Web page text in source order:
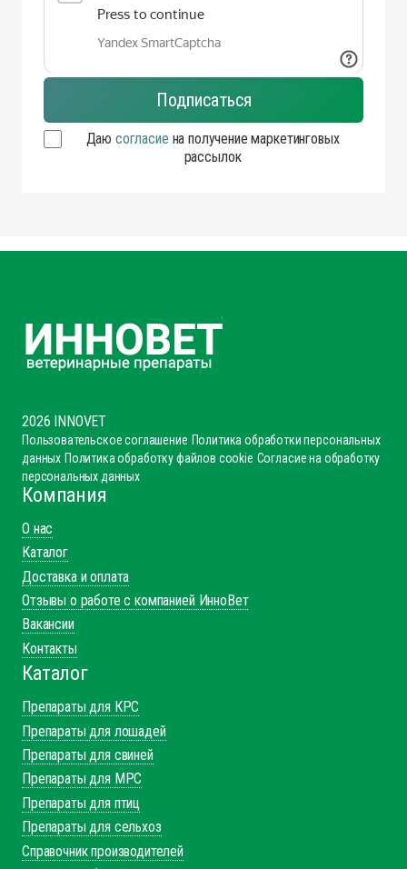
Даю согласие на получение маркетинговых
рассылок
2026 INNOVET
Пользовательское соглашение Политика обработки персональных
данных Политика обработку файлов cookie Согласие на обработку
персональных данных
Компания
О нас
Каталог
Доставка и оплата
Отзывы о работе с компанией ИнноВет
Вакансии
Контакты
Каталог
Препараты для КРС
Препараты для лошадей
Препараты для свиней
Препараты для МРС
Препараты для птиц
Препараты для сельхоз
Справочник производителей